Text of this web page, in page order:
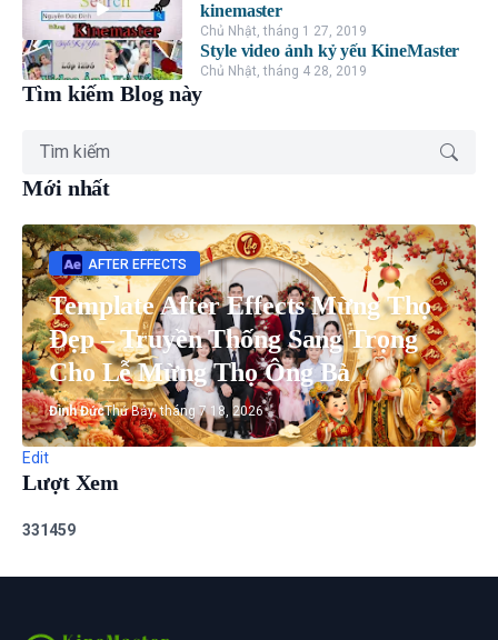
kinemaster
Chủ Nhật, tháng 1 27, 2019
Style video ảnh kỷ yếu KineMaster
Chủ Nhật, tháng 4 28, 2019
Tìm kiếm Blog này
Mới nhất
AFTER EFFECTS
Template After Effects Mừng Thọ
Đẹp – Truyền Thống Sang Trọng
Cho Lễ Mừng Thọ Ông Bà
Đình ĐứcThứ Bảy, tháng 7 18, 2026
Edit
Lượt Xem
331 459